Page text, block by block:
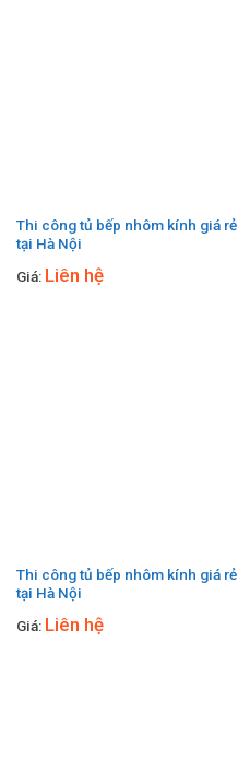
Thi công tủ bếp nhôm kính giá rẻ
tại Hà Nội
Giá: Liên hệ
Thi công tủ bếp nhôm kính giá rẻ
tại Hà Nội
Giá: Liên hệ